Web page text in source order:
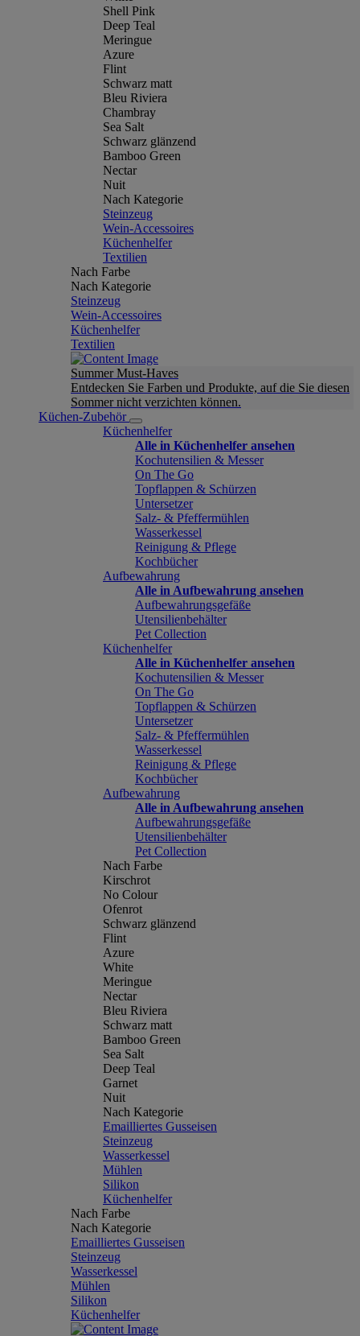
Shell Pink
Deep Teal
Meringue
Azure
Flint
Schwarz matt
Bleu Riviera
Chambray
Sea Salt
Schwarz glänzend
Bamboo Green
Nectar
Nuit
Nach Kategorie
Steinzeug
Wein-Accessoires
Küchenhelfer
Textilien
Nach Farbe
Nach Kategorie
Steinzeug
Wein-Accessoires
Küchenhelfer
Textilien
Summer Must-Haves
Entdecken Sie Farben und Produkte, auf die Sie diesen
Sommer nicht verzichten können.
Küchen-Zubehör
Küchenhelfer
Alle in Küchenhelfer ansehen
Kochutensilien & Messer
On The Go
Topflappen & Schürzen
Untersetzer
Salz- & Pfeffermühlen
Wasserkessel
Reinigung & Pflege
Kochbücher
Aufbewahrung
Alle in Aufbewahrung ansehen
Aufbewahrungsgefäße
Utensilienbehälter
Pet Collection
Küchenhelfer
Alle in Küchenhelfer ansehen
Kochutensilien & Messer
On The Go
Topflappen & Schürzen
Untersetzer
Salz- & Pfeffermühlen
Wasserkessel
Reinigung & Pflege
Kochbücher
Aufbewahrung
Alle in Aufbewahrung ansehen
Aufbewahrungsgefäße
Utensilienbehälter
Pet Collection
Nach Farbe
Kirschrot
No Colour
Ofenrot
Schwarz glänzend
Flint
Azure
White
Meringue
Nectar
Bleu Riviera
Schwarz matt
Bamboo Green
Sea Salt
Deep Teal
Garnet
Nuit
Nach Kategorie
Emailliertes Gusseisen
Steinzeug
Wasserkessel
Mühlen
Silikon
Küchenhelfer
Nach Farbe
Nach Kategorie
Emailliertes Gusseisen
Steinzeug
Wasserkessel
Mühlen
Silikon
Küchenhelfer